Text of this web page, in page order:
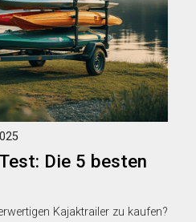
Die 5 besten
Kajaktrailer zu kaufen?